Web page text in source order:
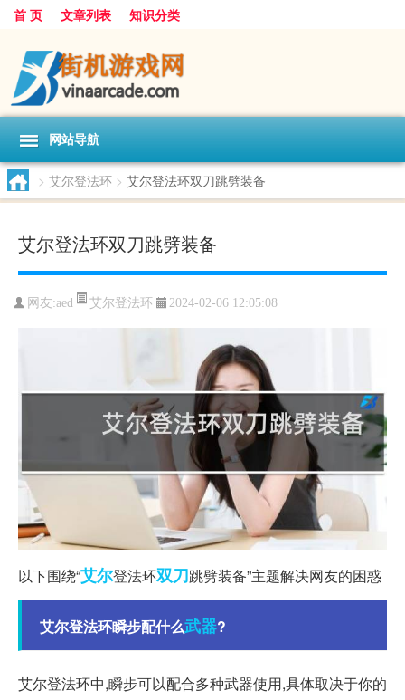
首 页 文章列表 知识分类
网站导航
> 艾尔登法环 > 艾尔登法环双刀跳劈装备
艾尔登法环双刀跳劈装备
网友:aed 艾尔登法环 2024-02-06 12:05:08
以下围绕“艾尔登法环双刀跳劈装备”主题解决网友的困惑
艾尔登法环瞬步配什么武器?
艾尔登法环中,瞬步可以配合多种武器使用,具体取决于你的